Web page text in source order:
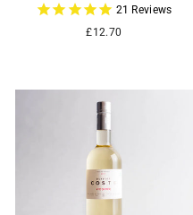
21 Reviews
£12.70